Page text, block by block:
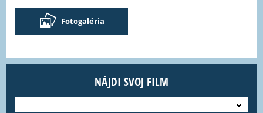
Fotogaléria
NÁJDI SVOJ FILM